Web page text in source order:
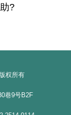
?
权所有
巷9号B2F